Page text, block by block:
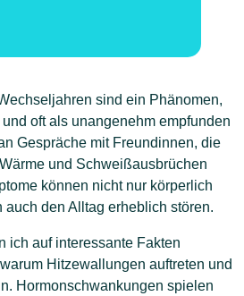
sind ein Phänomen,
oft als unangenehm empfunden
Gespräche mit Freundinnen, die
und Schweißausbrüchen
können nicht nur körperlich
auch den Alltag erheblich stören.
ich auf interessante Fakten
Hitzewallungen auftreten und
Hormonschwankungen spielen